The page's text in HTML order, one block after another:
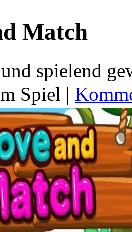
Match
spielend
Spiel |